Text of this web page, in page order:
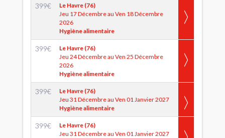
399€
Le Havre (76)
Jeu 17 Décembre au Ven 18 Décembre
2026
Hygiène alimentaire
399€
Le Havre (76)
Jeu 24 Décembre au Ven 25 Décembre
2026
Hygiène alimentaire
399€
Le Havre (76)
Jeu 31 Décembre au Ven 01 Janvier 2027
Hygiène alimentaire
399€
Le Havre (76)
Jeu 31 Décembre au Ven 01 Janvier 2027